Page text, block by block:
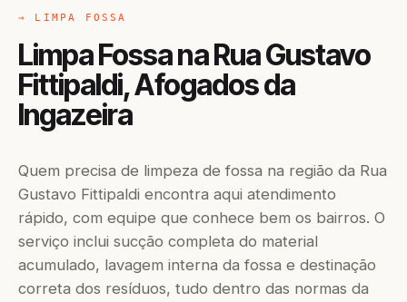
→ LIMPA FOSSA
Limpa Fossa na Rua Gustavo
Fittipaldi, Afogados da
Ingazeira
Quem precisa de limpeza de fossa na região da Rua
Gustavo Fittipaldi encontra aqui atendimento
rápido, com equipe que conhece bem os bairros. O
serviço inclui sucção completa do material
acumulado, lavagem interna da fossa e destinação
correta dos resíduos, tudo dentro das normas da